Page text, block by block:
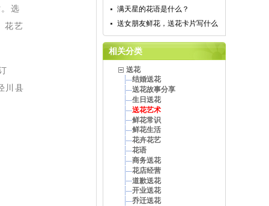
选
花艺
川县
满天星的花语是什么？
送女朋友鲜花，送花卡片写什么
相关分类
送花
结婚送花
送花故事分享
生日送花
送花艺术
鲜花常识
鲜花生活
花卉花艺
花语
商务送花
花店经营
道歉送花
开业送花
乔迁送花